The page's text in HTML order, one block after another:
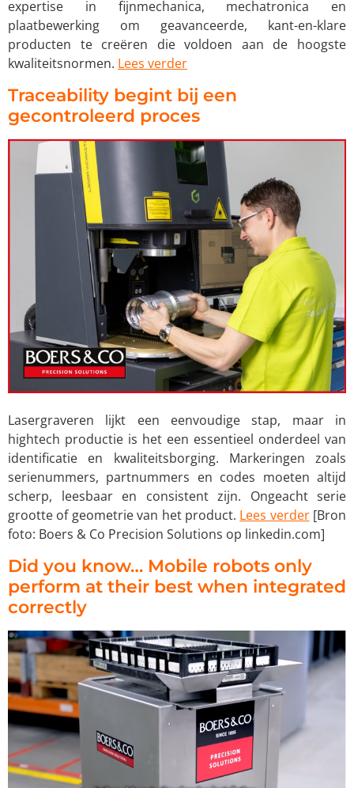
expertise in fijnmechanica, mechatronica en
plaatbewerking om geavanceerde, kant-en-klare
producten te creëren die voldoen aan de hoogste
kwaliteitsnormen. Lees verder
Traceability begint bij een
gecontroleerd proces
Lasergraveren lijkt een eenvoudige stap, maar in
hightech productie is het een essentieel onderdeel van
identificatie en kwaliteitsborging. Markeringen zoals
serienummers, partnummers en codes moeten altijd
scherp, leesbaar en consistent zijn. Ongeacht serie
grootte of geometrie van het product. Lees verder[Bron
foto: Boers & Co Precision Solutions op linkedin.com]
Did you know… Mobile robots only
perform at their best when integrated
correctly